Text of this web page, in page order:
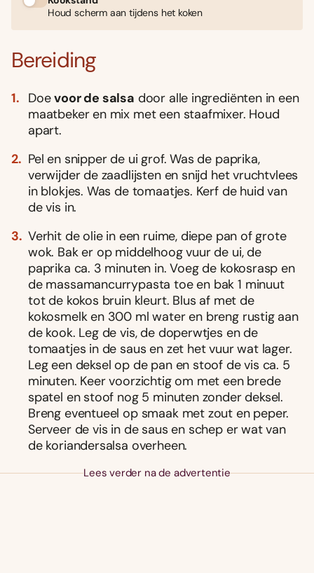
Houd scherm aan tijdens het koken
Bereiding
Doevoor de salsa door alle ingrediënten in een
maatbeker en mix met een staafmixer. Houd
apart.
Pel en snipper de ui grof. Was de paprika,
verwijder de zaadlijsten en snijd het vruchtvlees
in blokjes. Was de tomaatjes. Kerf de huid van
de vis in.
Verhit de olie in een ruime, diepe pan of grote
wok. Bak er op middelhoog vuur de ui, de
paprika ca. 3 minuten in. Voeg de kokosrasp en
de massamancurrypasta toe en bak 1 minuut
tot de kokos bruin kleurt. Blus af met de
kokosmelk en 300 ml water en breng rustig aan
de kook. Leg de vis, de doperwtjes en de
tomaatjes in de saus en zet het vuur wat lager.
Leg een deksel op de pan en stoof de vis ca. 5
minuten. Keer voorzichtig om met een brede
spatel en stoof nog 5 minuten zonder deksel.
Breng eventueel op smaak met zout en peper.
Serveer de vis in de saus en schep er wat van
de koriandersalsa overheen.
Lees verder na de advertentie